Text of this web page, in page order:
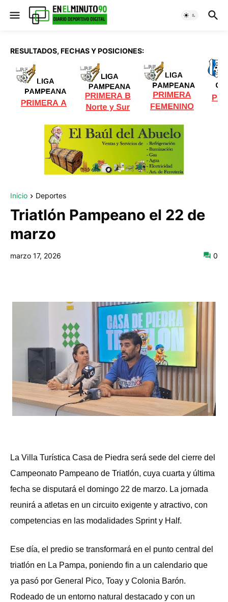
RESULTADOS, FECHAS Y POSICIONES:
Inicio Deportes
Triatlón Pampeano el 22 de
marzo
marzo 17, 2026 0
La Villa Turística Casa de Piedra será sede del cierre del
Campeonato Pampeano de Triatlón, cuya cuarta y última
fecha se disputará el domingo 22 de marzo. La jornada
reunirá a atletas en un circuito exigente y atractivo, con
competencias en las modalidades Sprint y Half.
Ese día, el predio se transformará en el punto central del
triatlón en La Pampa, poniendo fin a un calendario que
ya pasó por General Pico, Toay y Colonia Barón.
Rodeado de un entorno natural destacado y con un